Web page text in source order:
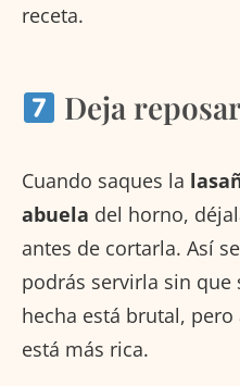
receta.
Deja
Cuando saques la
abuela del horno,
antes de cortarla. Así
podrás servirla sin que
hecha está brutal,
está más rica.